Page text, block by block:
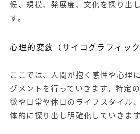
候、規模、発展度、文化を探り出
す。
心理的変数（サイコグラフィック
ここでは、人間が抱く感性や心理
グメントを行っていきます。特定
徴や日常や休日のライフスタイル
体的に探り出し明確化していきます